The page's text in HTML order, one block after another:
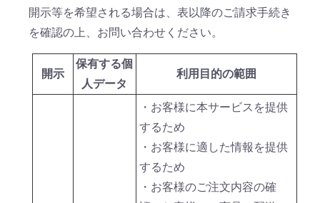
開示等を希望される場合は、表以降のご請求手続き
を確認の上、お問い合わせください。
開示
保有する個
人データ
利用目的の範囲
・お客様に本サービスを提供
するため
・お客様に適した情報を提供
するため
・お客様のご注文内容の確